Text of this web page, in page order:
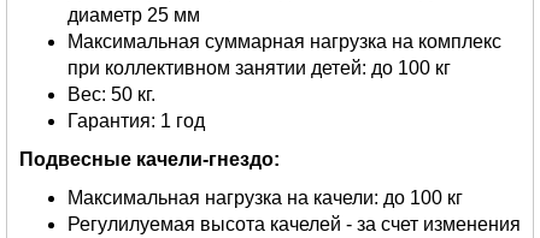
диаметр 25 мм
Максимальная суммарная нагрузка на комплекс
при коллективном занятии детей: до 100 кг
Вес: 50 кг.
Гарантия: 1 год
Подвесные качели-гнездо:
Максимальная нагрузка на качели: до 100 кг
Регулилуемая высота качелей - за счет изменения